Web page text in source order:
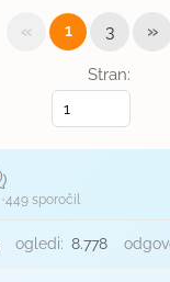
Stran:
« 1 3 »
449 sporočil
ogledi: 8.778